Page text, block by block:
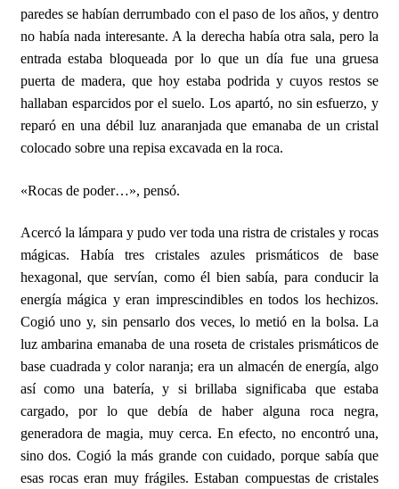
paredes se habían derrumbado con el paso de los años, y dentro
no había nada interesante. A la derecha había otra sala, pero la
entrada estaba bloqueada por lo que un día fue una gruesa
puerta de madera, que hoy estaba podrida y cuyos restos se
hallaban esparcidos por el suelo. Los apartó, no sin esfuerzo, y
reparó en una débil luz anaranjada que emanaba de un cristal
colocado sobre una repisa excavada en la roca.
«Rocas de poder…», pensó.
Acercó la lámpara y pudo ver toda una ristra de cristales y rocas
mágicas. Había tres cristales azules prismáticos de base
hexagonal, que servían, como él bien sabía, para conducir la
energía mágica y eran imprescindibles en todos los hechizos.
Cogió uno y, sin pensarlo dos veces, lo metió en la bolsa. La
luz ambarina emanaba de una roseta de cristales prismáticos de
base cuadrada y color naranja; era un almacén de energía, algo
así como una batería, y si brillaba significaba que estaba
cargado, por lo que debía de haber alguna roca negra,
generadora de magia, muy cerca. En efecto, no encontró una,
sino dos. Cogió la más grande con cuidado, porque sabía que
esas rocas eran muy frágiles. Estaban compuestas de cristales